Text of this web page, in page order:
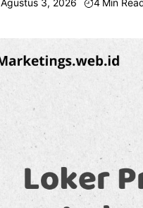
Agustus 3, 2026 4 Min